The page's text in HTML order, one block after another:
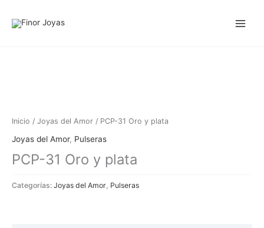
Inicio / Joyas del Amor / PCP-31 Oro y plata
Joyas del Amor, Pulseras
PCP-31 Oro y plata
Categorías: Joyas del Amor Pulseras